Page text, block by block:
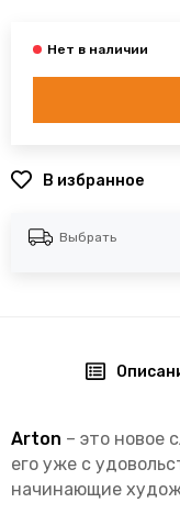
В избранное
Выбрать
Arton – это новое
его уже с
начинающие